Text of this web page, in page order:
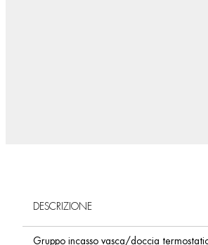
DESCRIZIONE
Gruppo incasso vasca/doccia